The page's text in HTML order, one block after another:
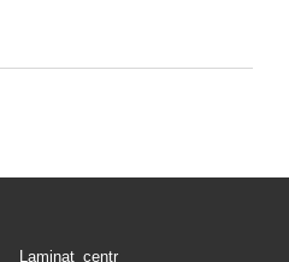
Laminat_centr